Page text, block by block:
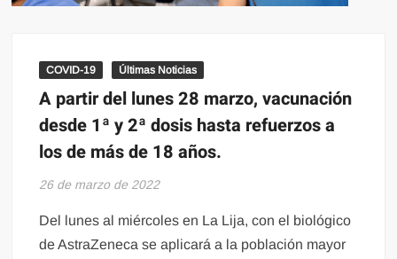
COVID-19 Últimas Noticias
A partir del lunes 28 marzo, vacunación
desde 1ª y 2ª dosis hasta refuerzos a
los de más de 18 años.
26 de marzo de 2022
Del lunes al miércoles en La Lija, con el biológico
de AstraZeneca se aplicará a la población mayor